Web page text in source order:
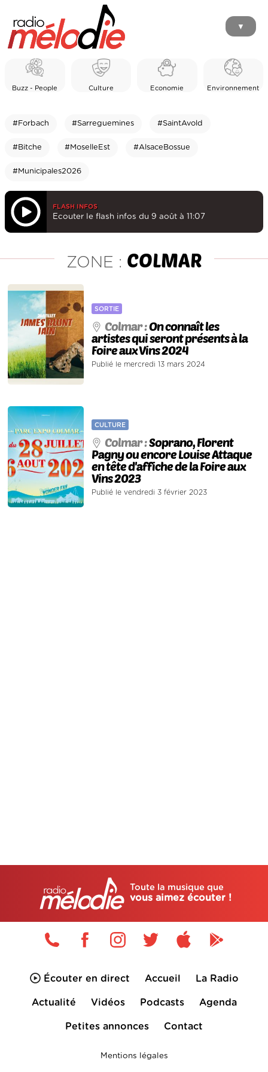
▼
Buzz - People Culture Economie Environnement
#Forbach #Sarreguemines #SaintAvold
#Bitche #MoselleEst #AlsaceBossue
#Municipales2026
FLASH INFOS
Ecouter le flash infos du 9 août à 11:07
ZONE : COLMAR
SORTIE
Colmar :On connaît les
artistes qui seront présents à la
Foire aux Vins 2024
Publié le mercredi 13 mars 2024
CULTURE
Colmar :Soprano, Florent
Pagny ou encore Louise Attaque
en tête d'affiche de la Foire aux
Vins 2023
Publié le vendredi 3 février 2023
Toute la musique que
vous aimez écouter !
Écouter en direct Accueil La Radio
Actualité Vidéos Podcasts Agenda
Petites annonces Contact
Mentions légales